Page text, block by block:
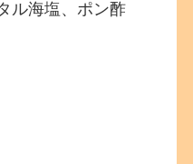
ル海塩、ポン酢